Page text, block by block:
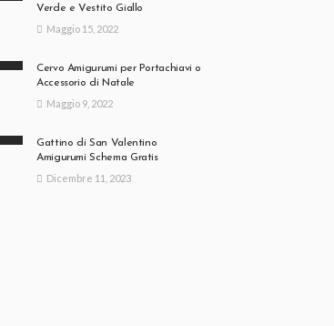
Verde e Vestito Giallo
Maggio 15, 2022
Cervo Amigurumi per Portachiavi o
Accessorio di Natale
Maggio 9, 2022
Gattino di San Valentino
Amigurumi Schema Gratis
Dicembre 11, 2023